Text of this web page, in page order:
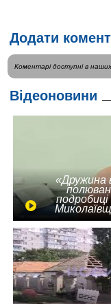
Додати
Коментарі доступні в наших
Відеоновини
«Дружина